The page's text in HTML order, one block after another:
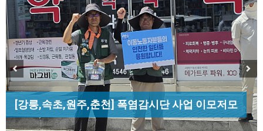
[조합원☆인터뷰] 서비스연맹 전국학교비정규직노
동조합 강원지부 김유미 춘천지회장
[강릉,속초,원주,춘천] 폭염감시단 사업 이모저모
[산별소식] 건설산업연맹 플랜트건설노조 강원충
북지부
[성명] 막을 수 있었던 죽음, HL만도가 책임져라 :
청년노동자 사망사고의 철저한 진상규…
Previous Next